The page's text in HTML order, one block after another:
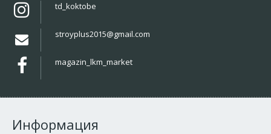
td_koktobe
stroyplus2015@gmail.com
magazin_lkm_market
Информация